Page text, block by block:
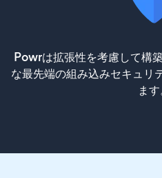
Powrは拡張性を考慮して構
な最先端の組み込みセキュリ
ます